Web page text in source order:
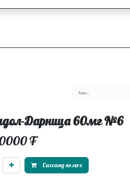
Дарница 60мг №6
₮
Сагсанд нэмэх